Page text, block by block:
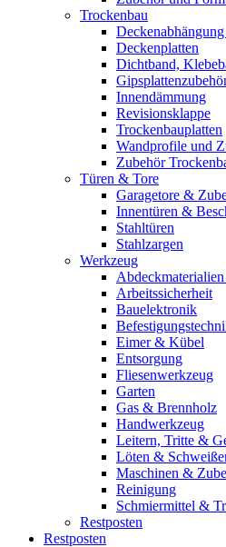
Trockenbau
Deckenplatten
Dichtband,
Innendämmung
Revisionsklappe
Trockenbauplatten
Wandprofile und
Zubehör
Türen & Tore
Garagetore &
Innentüren &
Stahltüren
Stahlzargen
Werkzeug
Arbeitssicherheit
Bauelektronik
Eimer & Kübel
Entsorgung
Fliesenwerkzeug
Garten
Gas & Brennholz
Handwerkzeug
Leitern, Tritte &
Löten &
Maschinen &
Reinigung
Schmiermittel &
Restposten
Restposten